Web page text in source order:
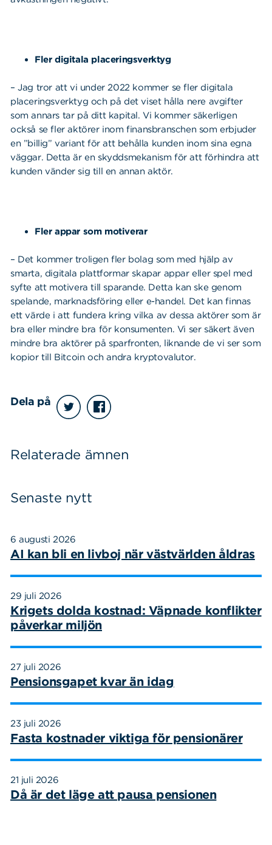
Fler digitala placeringsverktyg
– Jag tror att vi under 2022 kommer se fler digitala
placeringsverktyg och på det viset hålla nere avgifter
som annars tar på ditt kapital. Vi kommer säkerligen
också se fler aktörer inom finansbranschen som erbjuder
en ”billig” variant för att behålla kunden inom sina egna
väggar. Detta är en skyddsmekanism för att förhindra att
kunden vänder sig till en annan aktör.
Fler appar som motiverar
– Det kommer troligen fler bolag som med hjälp av
smarta, digitala plattformar skapar appar eller spel med
syfte att motivera till sparande. Detta kan ske genom
spelande, marknadsföring eller e-handel. Det kan finnas
ett värde i att fundera kring vilka av dessa aktörer som är
bra eller mindre bra för konsumenten. Vi ser säkert även
mindre bra aktörer på sparfronten, liknande de vi ser som
kopior till Bitcoin och andra kryptovalutor.
Dela på
Relaterade ämnen
Senaste nytt
6 augusti 2026
AI kan bli en livboj när västvärlden åldras
29 juli 2026
Krigets dolda kostnad: Väpnade konflikter
påverkar miljön
27 juli 2026
Pensionsgapet kvar än idag
23 juli 2026
Fasta kostnader viktiga för pensionärer
21 juli 2026
Då är det läge att pausa pensionen